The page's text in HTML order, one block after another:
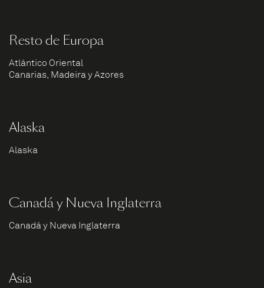
Resto de Europa
Atlántico Oriental
Canarias, Madeira y Azores
Alaska
Alaska
Canadá y Nueva Inglaterra
Canadá y Nueva Inglaterra
Asia